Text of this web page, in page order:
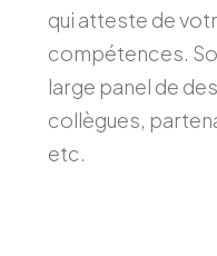
qui atteste de
compétences.
large panel de
collègues,
etc.